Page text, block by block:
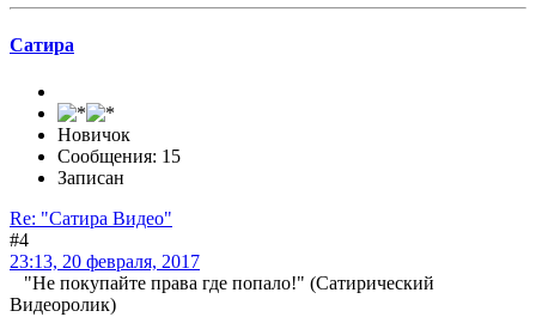
Сатира
Новичок
Сообщения: 15
Записан
Re: "Сатира Видео"
#4
23:13, 20 февраля, 2017
"Не покупайте права где попало!" (Сатирический
Видеоролик)